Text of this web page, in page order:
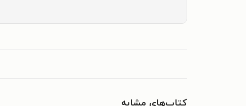
کتاب‌های مشابه